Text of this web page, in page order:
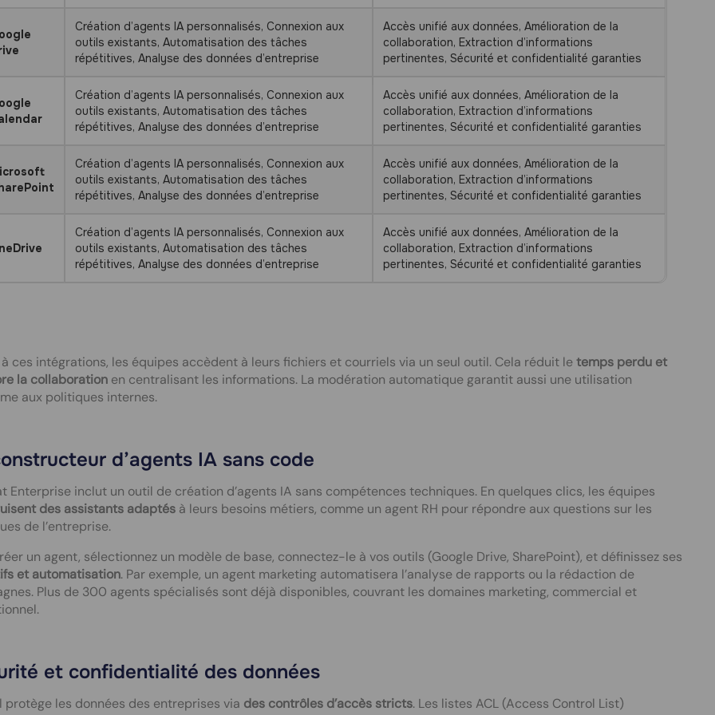
Création d’agents IA personnalisés, Connexion aux
outils existants, Automatisation des tâches
répétitives, Analyse des données d’entreprise
Accès unifié aux données, Amélioration de la
collaboration, Extraction d’informations
pertinentes, Sécurité et confidentialité garanties
Création d’agents IA personnalisés, Connexion aux
outils existants, Automatisation des tâches
répétitives, Analyse des données d’entreprise
Accès unifié aux données, Amélioration de la
collaboration, Extraction d’informations
pertinentes, Sécurité et confidentialité garanties
Création d’agents IA personnalisés, Connexion aux
outils existants, Automatisation des tâches
répétitives, Analyse des données d’entreprise
Accès unifié aux données, Amélioration de la
collaboration, Extraction d’informations
pertinentes, Sécurité et confidentialité garanties
Création d’agents IA personnalisés, Connexion aux
outils existants, Automatisation des tâches
répétitives, Analyse des données d’entreprise
Accès unifié aux données, Amélioration de la
collaboration, Extraction d’informations
pertinentes, Sécurité et confidentialité garanties
ces intégrations, les équipes accèdent à leurs fichiers et courriels via un seul outil. Cela réduit letemps perdu et
la collaboration en centralisant les informations. La modération automatique garantit aussi une utilisation
aux politiques internes.
d’agents IA sans code
Enterprise inclut un outil de création d’agents IA sans compétences techniques. En quelques clics, les équipes
des assistants adaptés à leurs besoins métiers, comme un agent RH pour répondre aux questions sur les
de l’entreprise.
un agent, sélectionnez un modèle de base, connectez-le à vos outils (Google Drive, SharePoint), et définissez ses
et automatisation. Par exemple, un agent marketing automatisera l’analyse de rapports ou la rédaction de
Plus de 300 agents spécialisés sont déjà disponibles, couvrant les domaines marketing, commercial et
et confidentialité des données
protège les données des entreprises via des contrôles d’accès stricts. Les listes ACL (Access Control List)